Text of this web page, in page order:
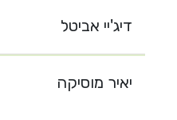
דיג'יי אביטל
יאיר מוסיקה